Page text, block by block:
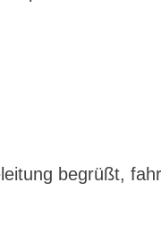
begrüßt,